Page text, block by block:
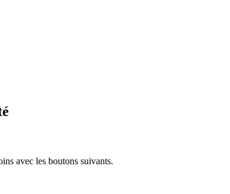
avec les boutons suivants.